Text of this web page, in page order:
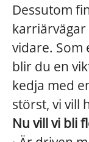
Dessutom
karriärvägar
vidare. Som
blir du en
kedja med
störst, vi vill
Nu vill vi bli